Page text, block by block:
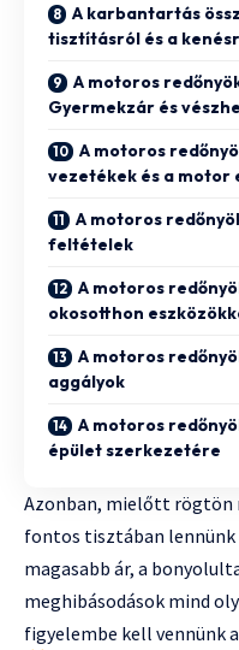
A karbantartás
tisztításról és a
A motoros
Gyermekzár és
A motoros
vezetékek és a motor
A motoros
feltételek
A motoros
okosotthon
A motoros
aggályok
A motoros
épület szerkezetére
Azonban, mielőtt rögtön
fontos tisztában lennünk
magasabb ár, a
meghibásodások mind
figyelembe kell vennünk